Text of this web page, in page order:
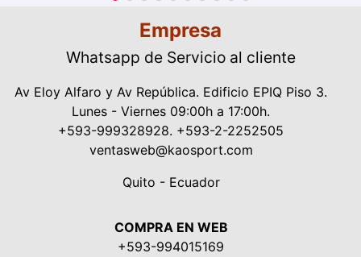
Empresa
Whatsapp de Servicio al cliente
Av Eloy Alfaro y Av República. Edificio EPIQ Piso 3.
Lunes - Viernes 09:00h a 17:00h.
+593-999328928. +593-2-2252505
ventasweb@kaosport.com
Quito - Ecuador
COMPRA EN WEB
+593-994015169